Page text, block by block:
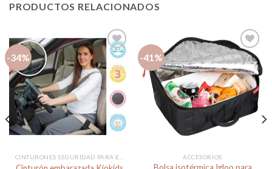
PRODUCTOS RELACIONADOS
-34%
Añadir
lista de
deseos
-41%
Añadir
a la
lista de
deseos
ACCESORIOS